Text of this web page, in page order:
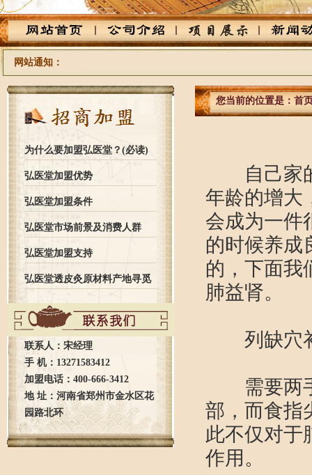
网站通知：
为什么要加盟弘医堂？(必读)
弘医堂加盟优势
弘医堂加盟条件
弘医堂市场前景及消费人群
弘医堂加盟支持
弘医堂透皮灸原材料产地寻觅
之旅全记录
联系人：宋经理
手 机：13271583412
加盟电话：400-666-3412
地 址：河南省郑州市金水区花
园路北环
您当前的位置是： 首
自己家的
年龄的增大
会成为一件
的时候养成
的，下面我
肺益肾。
列缺穴
需要两手
部，而食指
此不仅对于
作用。